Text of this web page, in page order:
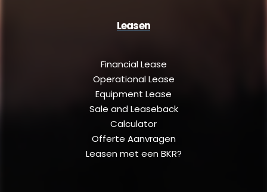
Leasen
Financial Lease
Operational Lease
Equipment Lease
Sale and Leaseback
Calculator
Offerte Aanvragen
Leasen met een BKR?